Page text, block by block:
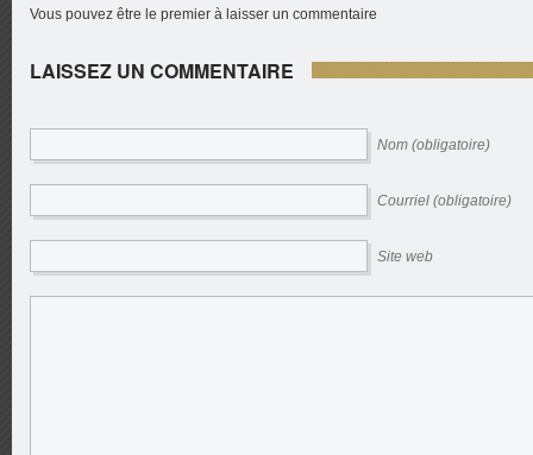
Vous pouvez être le premier à laisser un commentaire
LAISSEZ UN COMMENTAIRE
Nom (obligatoire)
Courriel (obligatoire)
Site web